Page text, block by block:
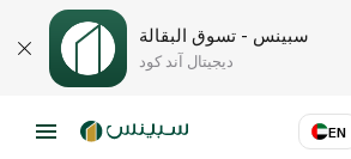
سبينس - تسوق البقالة
ديجيتال آند كود
EN